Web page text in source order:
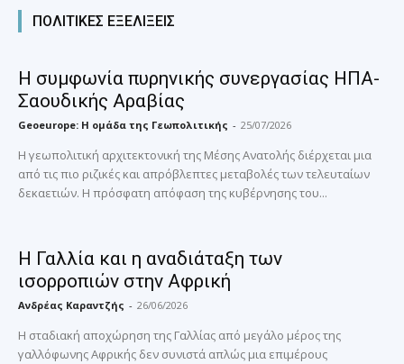
ΠΟΛΙΤΙΚΕΣ ΕΞΕΛΙΞΕΙΣ
Η συμφωνία πυρηνικής συνεργασίας ΗΠΑ-
Σαουδικής Αραβίας
Geoeurope: H ομάδα της Γεωπολιτικής - 25/07/2026
Η γεωπολιτική αρχιτεκτονική της Μέσης Ανατολής διέρχεται μια
από τις πιο ριζικές και απρόβλεπτες μεταβολές των τελευταίων
δεκαετιών. Η πρόσφατη απόφαση της κυβέρνησης του...
Η Γαλλία και η αναδιάταξη των
ισορροπιών στην Αφρική
Ανδρέας Καραντζής - 26/06/2026
Η σταδιακή αποχώρηση της Γαλλίας από μεγάλο μέρος της
γαλλόφωνης Αφρικής δεν συνιστά απλώς μια επιμέρους